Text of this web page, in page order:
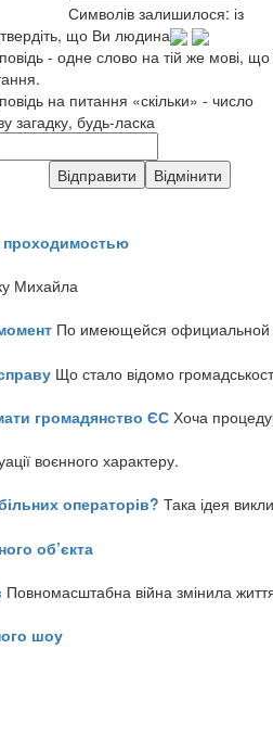
Символів залишилося: із
що Ви людина
- одне слово на тій же мові,
на питання «скільки» - число
загадку, будь-ласка
проходимостью
Михайла
По имеющейся официальной
Що стало відомо
громадянство ЄС Хоча
воєнного характеру.
операторів? Така ідея
об’єкта
Повномасштабна війна змінила
шоу